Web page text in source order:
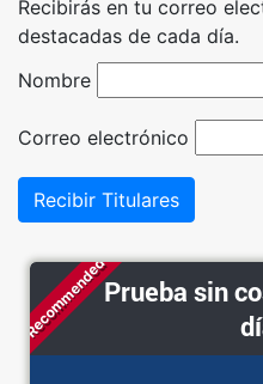
Recibirás en tu correo
destacadas de cada día.
Nombre
Correo electrónico
Recibir Titulares
RecommendedPrueba sin